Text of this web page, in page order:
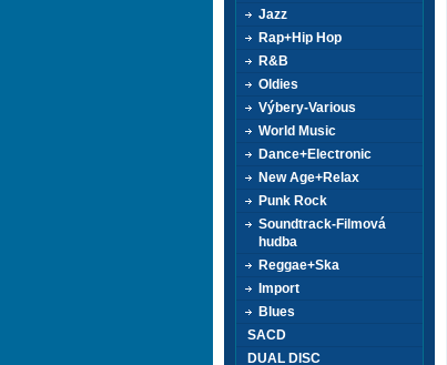
Jazz
Rap+Hip Hop
R&B
Oldies
Výbery-Various
World Music
Dance+Electronic
New Age+Relax
Punk Rock
Soundtrack-Filmová
hudba
Reggae+Ska
Import
Blues
SACD
DUAL DISC